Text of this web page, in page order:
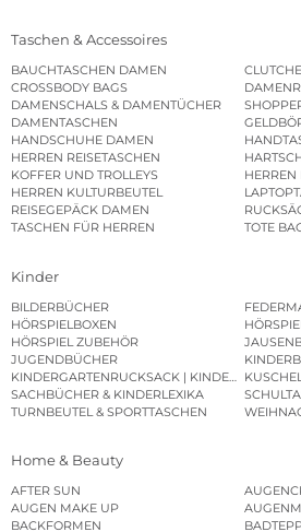
Taschen & Accessoires
BAUCHTASCHEN DAMEN
CROSSBODY BAGS
DAMENSCHALS & DAMENTÜCHER
DAMENTASCHEN
HANDSCHUHE DAMEN
HERREN REISETASCHEN
KOFFER UND TROLLEYS
HERREN
HERREN KULTURBEUTEL
REISEGEPÄCK DAMEN
TASCHEN FÜR HERREN
TOTE
Kinder
BILDERBÜCHER
HÖRSPIELBOXEN
HÖRSPIEL ZUBEHÖR
JUGENDBÜCHER
KINDERGARTENRUCKSACK |
SACHBÜCHER & KINDERLEXIKA
TURNBEUTEL & SPORTTASCHEN
Home & Beauty
AFTER SUN
AUGEN MAKE UP
BACKFORMEN